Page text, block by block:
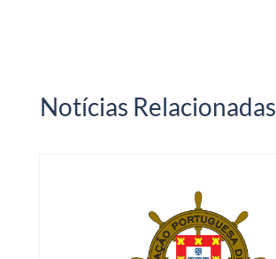
Notícias Relacionadas